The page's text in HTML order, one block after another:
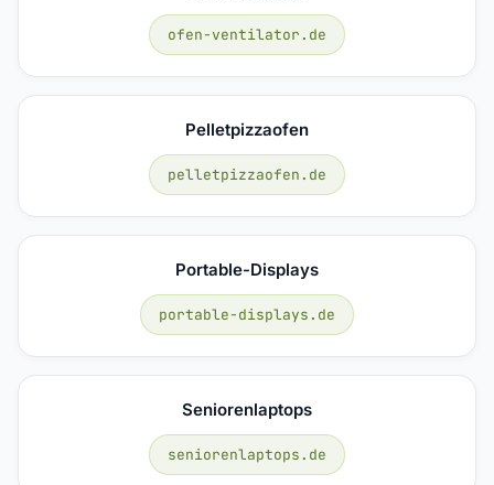
ofen-ventilator.de
Pelletpizzaofen
pelletpizzaofen.de
Portable-Displays
portable-displays.de
Seniorenlaptops
seniorenlaptops.de